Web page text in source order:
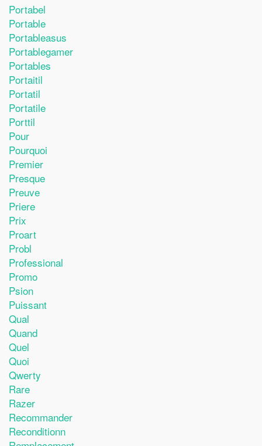
Portabel
Portable
Portableasus
Portablegamer
Portables
Portaitil
Portatil
Portatile
Porttil
Pour
Pourquoi
Premier
Presque
Preuve
Priere
Prix
Proart
Probl
Professional
Promo
Psion
Puissant
Qual
Quand
Quel
Quoi
Qwerty
Rare
Razer
Recommander
Reconditionn